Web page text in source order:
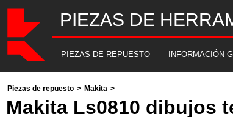
PIEZAS DE
PIEZAS DE REPUESTO INFORMACIÓN
Piezas de repuesto > Makita >
Makita Ls0810 dibujos